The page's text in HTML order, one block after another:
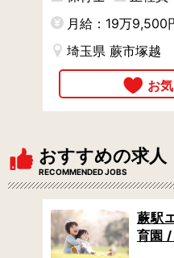
月給：19万9,500
埼玉県 蕨市塚越
おすすめの求人
RECOMMENDED JOBS
蕨駅
育園